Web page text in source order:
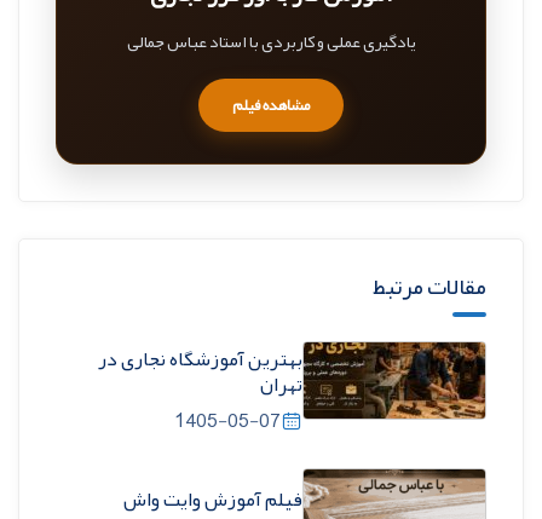
یادگیری عملی و کاربردی با استاد عباس جمالی
مشاهده فیلم
مقالات مرتبط
بهترین آموزشگاه نجاری در
تهران
1405-05-07
فیلم آموزش وایت واش